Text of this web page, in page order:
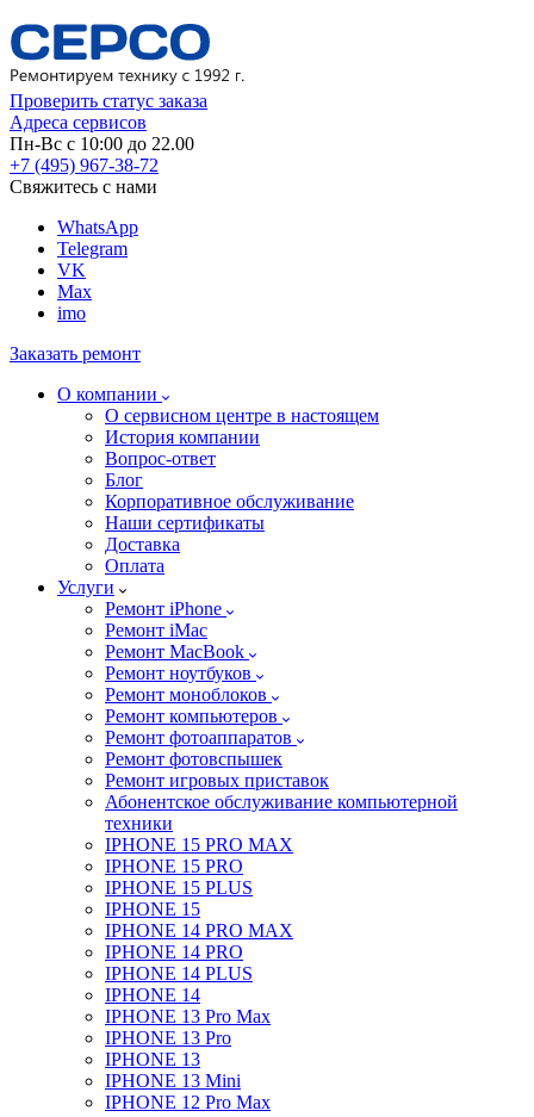
Проверить статус заказа
Адреса сервисов
Пн-Вс с 10:00 до 22.00
+7 (495) 967-38-72
Свяжитесь с нами
WhatsApp
Telegram
VK
Max
imo
Заказать ремонт
О компании
О сервисном центре в настоящем
История компании
Вопрос-ответ
Блог
Корпоративное обслуживание
Наши сертификаты
Доставка
Оплата
Услуги
Ремонт iPhone
Ремонт iMac
Ремонт MacBook
Ремонт ноутбуков
Ремонт моноблоков
Ремонт компьютеров
Ремонт фотоаппаратов
Ремонт фотовспышек
Ремонт игровых приставок
Абонентское обслуживание компьютерной
техники
IPHONE 15 PRO MAX
IPHONE 15 PRO
IPHONE 15 PLUS
IPHONE 15
IPHONE 14 PRO MAX
IPHONE 14 PRO
IPHONE 14 PLUS
IPHONE 14
IPHONE 13 Pro Max
IPHONE 13 Pro
IPHONE 13
IPHONE 13 Mini
IPHONE 12 Pro Max